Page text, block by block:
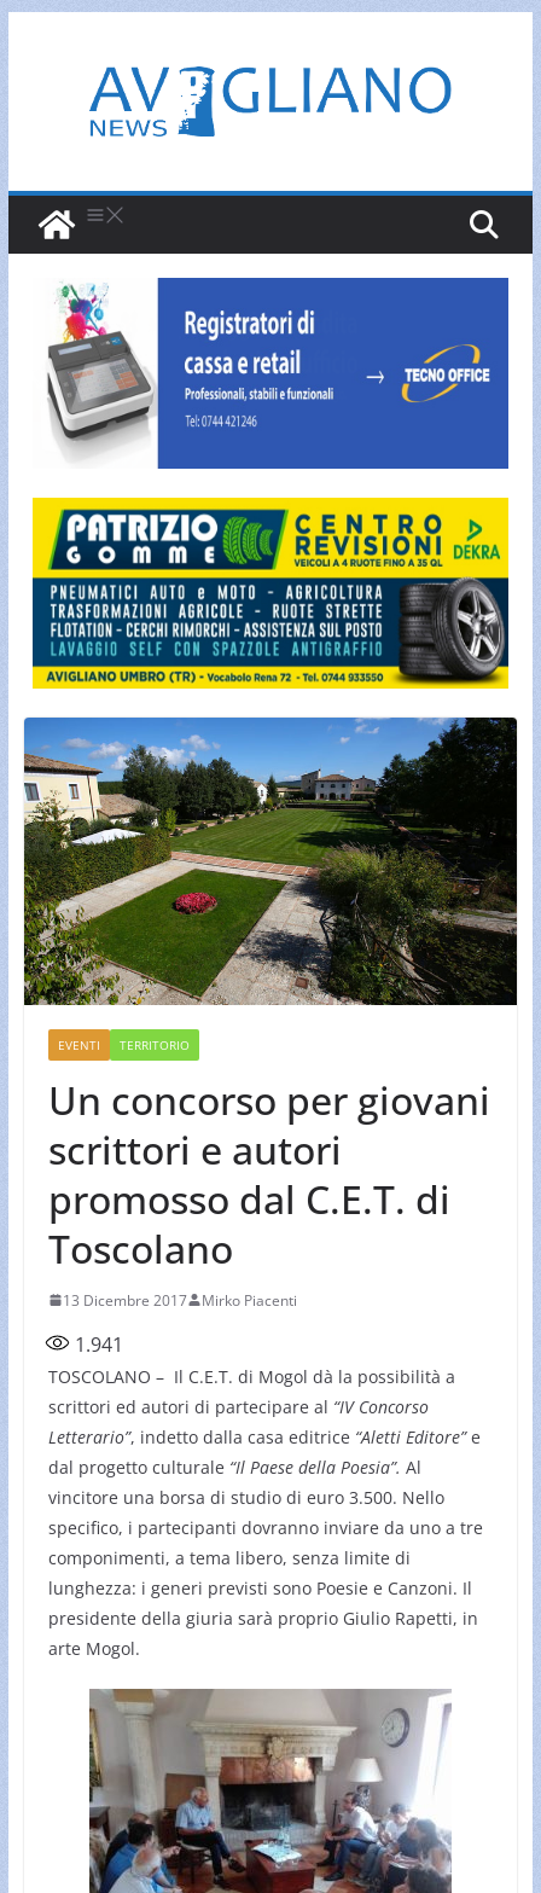
contenuto
EVENTI TERRITORIO
Un concorso per giovani
scrittori e autori
promosso dal C.E.T. di
Toscolano
13 Dicembre 2017 Mirko Piacenti
1.941
TOSCOLANO – Il C.E.T. di Mogol dà la possibilità a
scrittori ed autori di partecipare al “IV Concorso
Letterario”, indetto dalla casa editrice “Aletti Editore”e
dal progetto culturale “Il Paese della Poesia”. Al
vincitore una borsa di studio di euro 3.500. Nello
specifico, i partecipanti dovranno inviare da uno a tre
componimenti, a tema libero, senza limite di
lunghezza: i generi previsti sono Poesie e Canzoni. Il
presidente della giuria sarà proprio Giulio Rapetti, in
arte Mogol.